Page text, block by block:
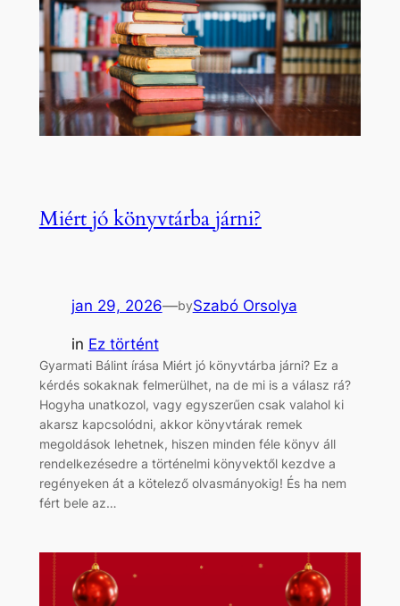
Miért jó könyvtárba járni?
jan 29, 2026—bySzabó Orsolya
in Ez történt
Gyarmati Bálint írása Miért jó könyvtárba járni? Ez a
kérdés sokaknak felmerülhet, na de mi is a válasz rá?
Hogyha unatkozol, vagy egyszerűen csak valahol ki
akarsz kapcsolódni, akkor könyvtárak remek
megoldások lehetnek, hiszen minden féle könyv áll
rendelkezésedre a történelmi könyvektől kezdve a
regényeken át a kötelező olvasmányokig! És ha nem
fért bele az…